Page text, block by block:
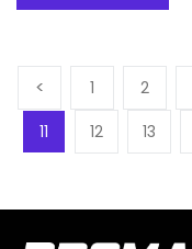
1 2
11
12 13